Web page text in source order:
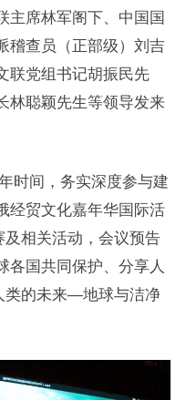
主席林军阁下、中国国
稽查员（正部级）刘吉
联党组书记胡振民先
林聪颖先生等领导发来
时间，务实深度参与建
经贸文化嘉年华国际活
及相关活动，会议预告
各国共同保护、分享人
类的未来—地球与洁净